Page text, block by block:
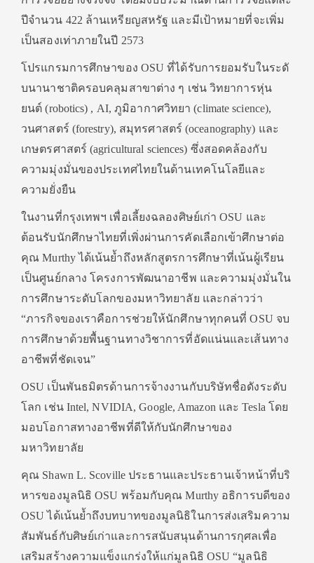
ปีจำนวน 422 ล้านเหรียญสหรัฐ และมีเป้าหมายที่จะเพิ่ม
เป็นสองเท่าภายในปี 2573
โปรแกรมการศึกษาของ OSU ที่ได้รับการยอมรับในระดั
บนานาชาติครอบคลุมสาขาต่าง ๆ เช่น วิทยาการหุ่น
ยนต์ (robotics) , AI, ภูมิอากาศวิทยา (climate science),
วนศาสตร์ (forestry), สมุทรศาสตร์ (oceanography) และ
เกษตรศาสตร์ (agricultural sciences) ซึ่งสอดคล้องกับ
ความมุ่งมั่นของประเทศไทยในด้านเทคโนโลยีและ
ความยั่งยืน
ในงานที่กรุงเทพฯ เพื่อเลี้ยงฉลองศิษย์เก่า OSU และ
ต้อนรับนักศึกษาไทยที่เพิ่งผ่านการคัดเลือกเข้าศึกษาต่อ
คุณ Murthy ได้เน้นย้ำถึงหลักสูตรการศึกษาที่เน้นผู้เรียน
เป็นศูนย์กลาง โครงการพัฒนาอาชีพ และความมุ่งมั่นใน
การศึกษาระดับโลกของมหาวิทยาลัย และกล่าวว่า
“ภารกิจของเราคือการช่วยให้นักศึกษาทุกคนที่ OSU จบ
การศึกษาด้วยพื้นฐานทางวิชาการที่อัดแน่นและเส้นทาง
อาชีพที่ชัดเจน”
OSU เป็นพันธมิตรด้านการจ้างงานกับบริษัทชื่อดังระดับ
โลก เช่น Intel, NVIDIA, Google, Amazon และ Tesla โดย
มอบโอกาสทางอาชีพที่ดีให้กับนักศึกษาของ
มหาวิทยาลัย
คุณ Shawn L. Scoville ประธานและประธานเจ้าหน้าที่บริ
หารของมูลนิธิ OSU พร้อมกับคุณ Murthy อธิการบดีของ
OSU ได้เน้นย้ำถึงบทบาทของมูลนิธิในการส่งเสริมความ
สัมพันธ์กับศิษย์เก่าและการสนับสนุนด้านการกุศลเพื่อ
เสริมสร้างความแข็งแกร่งให้แก่มูลนิธิ OSU “มูลนิธิ